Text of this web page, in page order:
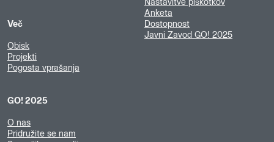
Več
Obisk
Projekti
Pogosta vprašanja
GO! 2025
O nas
Pridružite se nam
Nastavitve piškotkov
Anketa
Dostopnost
Javni Zavod GO! 2025